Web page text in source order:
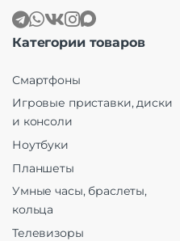
Категории товаров
Смартфоны
Игровые приставки, диски
и консоли
Ноутбуки
Планшеты
Умные часы, браслеты,
кольца
Телевизоры